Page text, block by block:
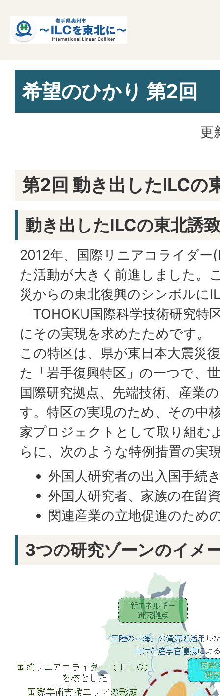
希望のひかり 第2回
更
第2回 動き出したILCの
動き出したILCの東北誘致
2012年、国際リニアコライダー
た活動が大きく前進しました。
災からの東北復興のシンボルに
「TOHOKU国際科学技術研究特
にその実現を求めたためです。
この特区は、県が東日本大震災
た「岩手復興特区」の一つで、
国際研究拠点、先端技術、産業
す。特区の実現のため、その中
家プロジェクトとして取り組む
らに、次のような特例措置の実
外国人研究者の出入国手続
外国人研究者、家族の在留
関連産業の立地促進のため
3つの研究ゾーンのイメ